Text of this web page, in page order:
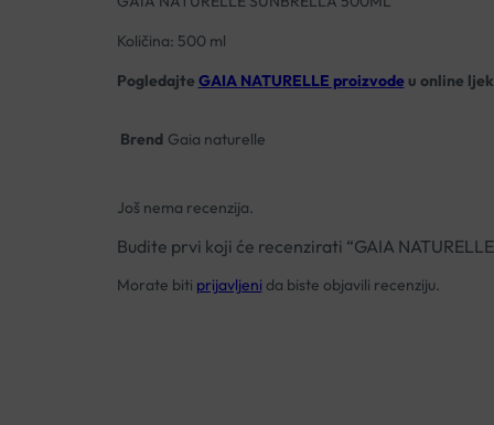
Količina: 500 ml
Pogledajte GAIA NATURELLE proizvodeu online
Brend Gaia naturelle
Još nema recenzija.
Budite prvi koji će recenzirati “GAIA
Morate biti prijavljeni da biste objavili recenziju.